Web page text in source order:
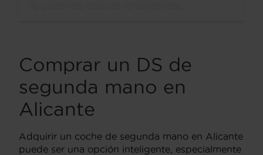
Comprar un DS de
segunda mano en
Alicante
Adquirir un coche de segunda mano en Alicante
puede ser una opción inteligente, especialmente